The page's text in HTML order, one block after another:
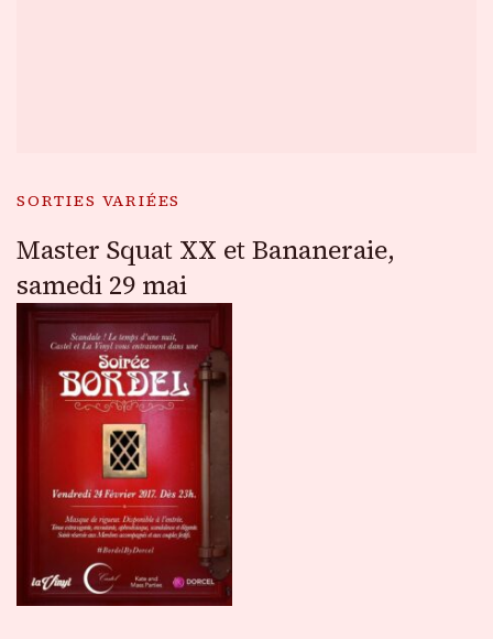
SORTIES VARIÉES
Master Squat XX et Bananeraie,
samedi 29 mai